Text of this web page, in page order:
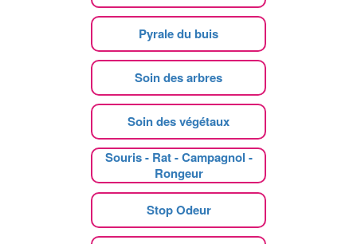
Pyrale du buis
Soin des arbres
Soin des végétaux
Souris - Rat - Campagnol -
Rongeur
Stop Odeur